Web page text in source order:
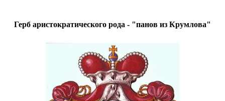
Герб аристократического рода - "панов из Крумлова"